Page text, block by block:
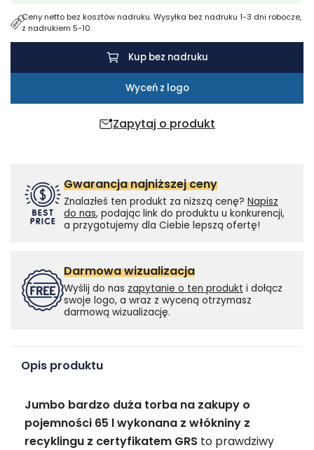
włókniny
z
GRS
Zapytaj o produkt
Ceny netto bez kosztów nadruku. Wysyłka bez nadruku 1-3 dni robocze,
z nadrukiem 5-10.
Kup bez nadruku
Wyceń z logo
Gwarancja najniższej ceny
Znalazłeś ten produkt za niższą cenę? Napisz
do nas, podając link do produktu u konkurencji,
a przygotujemy dla Ciebie lepszą ofertę!
Darmowa wizualizacja
Wyślij do nas zapytanie o ten produkt i dołącz
swoje logo, a wraz z wyceną otrzymasz
darmową wizualizację.
Opis produktu
Jumbo bardzo duża torba na zakupy o
pojemności 65 l wykonana z włókniny z
recyklingu z certyfikatem GRS to prawdziwy